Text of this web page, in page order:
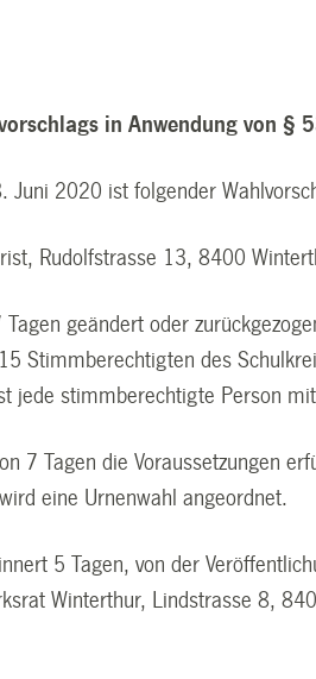
in Anwendung von §
Juni 2020 ist folgender
Rudolfstrasse 13, 8400
geändert oder
Stimmberechtigten des
jede stimmberechtigte Person
7 Tagen die Voraussetzungen
eine Urnenwahl angeordnet.
5 Tagen, von der
Winterthur, Lindstrasse 8,